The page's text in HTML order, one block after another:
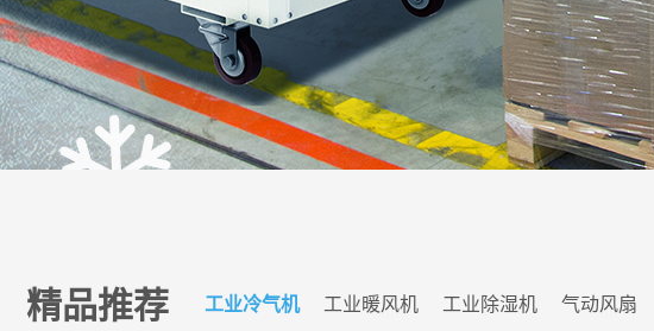
精品推荐 工业冷气机 工业暖风机 工业除湿机 气动风扇